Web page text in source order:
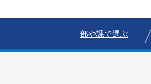
部や課で選ぶ